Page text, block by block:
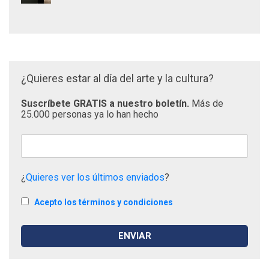
¿Quieres estar al día del arte y la cultura?
Suscríbete GRATIS a nuestro boletín. Más de
25.000 personas ya lo han hecho
¿Quieres ver los últimos enviados?
Acepto los términos y condiciones